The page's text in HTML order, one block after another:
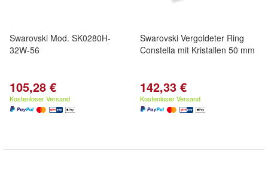
Swarovski Mod. SK0280H-
32W-56
105,28 €
Kostenloser Versand
Swarovski Vergoldeter Ring
Constella mit Kristallen 50 mm
142,33 €
Kostenloser Versand